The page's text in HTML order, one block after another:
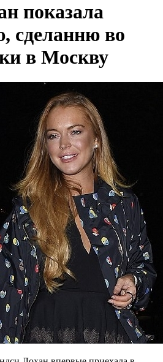
показала
сделанню во
в Москву